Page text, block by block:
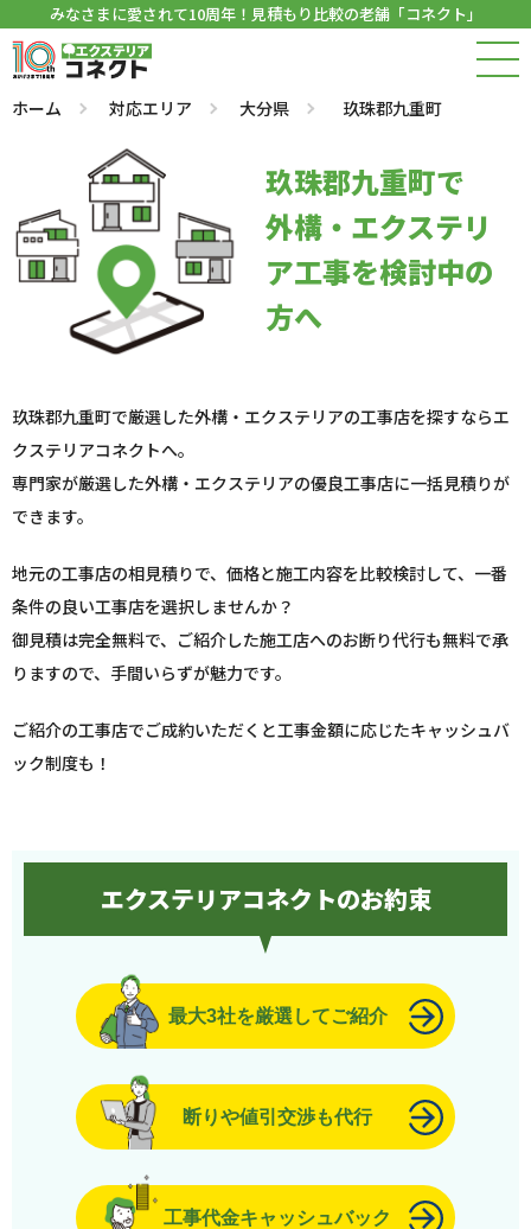
みなさまに愛されて10周年！見積もり比較の老舗「コネクト」
ホーム 対応エリア 大分県 玖珠郡九重町
玖珠郡九重町で
外構・エクステリ
ア工事を検討中の
方へ
玖珠郡九重町で厳選した外構・エクステリアの工事店を探すならエ
クステリアコネクトへ。
専門家が厳選した外構・エクステリアの優良工事店に一括見積りが
できます。
地元の工事店の相見積りで、価格と施工内容を比較検討して、一番
条件の良い工事店を選択しませんか？
御見積は完全無料で、ご紹介した施工店へのお断り代行も無料で承
りますので、手間いらずが魅力です。
ご紹介の工事店でご成約いただくと工事金額に応じたキャッシュバ
ック制度も！
エクステリアコネクトのお約束
最大3社を厳選してご紹介
断りや値引交渉も代行
工事代金キャッシュバック